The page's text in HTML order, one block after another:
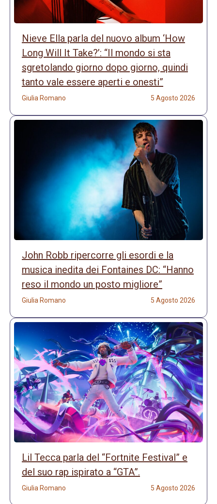
Nieve Ella parla del nuovo album ‘How
Long Will It Take?’: “Il mondo si sta
sgretolando giorno dopo giorno, quindi
tanto vale essere aperti e onesti”
Giulia Romano 5 Agosto 2026
John Robb ripercorre gli esordi e la
musica inedita dei Fontaines DC: “Hanno
reso il mondo un posto migliore”
Giulia Romano 5 Agosto 2026
Lil Tecca parla del “Fortnite Festival” e
del suo rap ispirato a “GTA”.
Giulia Romano 5 Agosto 2026